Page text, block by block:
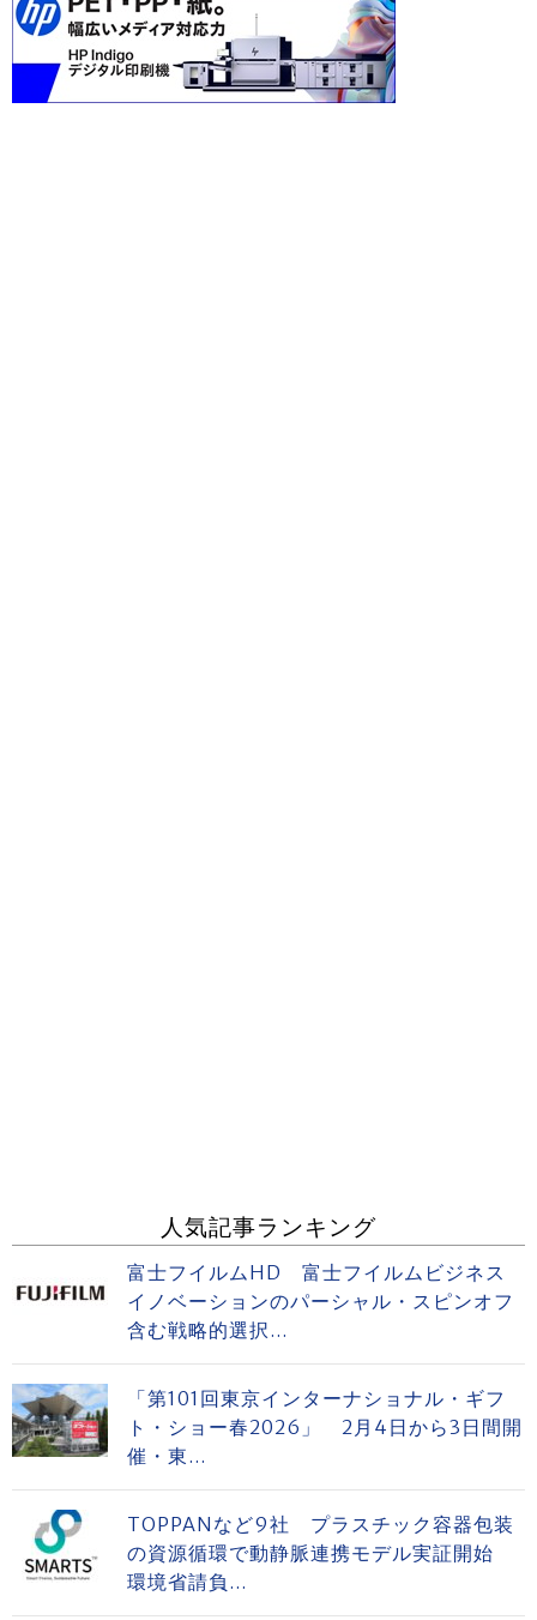
人気記事ランキング
富士フイルムHD 富士フイルムビジネス
イノベーションのパーシャル・スピンオフ
含む戦略的選択...
「第101回東京インターナショナル・ギフ
ト・ショー春2026」 2月4日から3日間開
催・東...
TOPPANなど9社 プラスチック容器包装
の資源循環で動静脈連携モデル実証開始
環境省請負...